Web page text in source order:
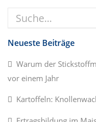
Neueste Beiträge
Warum der
vor einem Jahr
Kartoffeln: